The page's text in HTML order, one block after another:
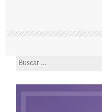
Buscar...